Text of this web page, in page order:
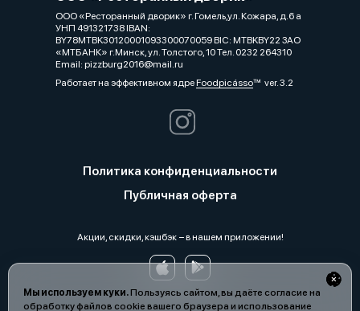
Мы используем куки.Пользуясь сайтом, вы даёте согласие на
обработку файлов cookie вашего браузера и использование
ООО «Ресторанный дворик» г. Гомель,ул. Кожара, д.6 а
УНП 491321738 IBAN:
BY78MTBK30120001093300070059 BIC: MTBKBY22 ЗАО
«МТБАНК» г.Минск, ул. Толстого, 10 Тел. 0232 264310
Email: pizzburg2016@mail.ru
Работает на эффективном ядреFoodpicássover. 3.2
Политика конфиденциальности
Публичная оферта
Акции, скидки, кэшбэк − в нашем приложении!